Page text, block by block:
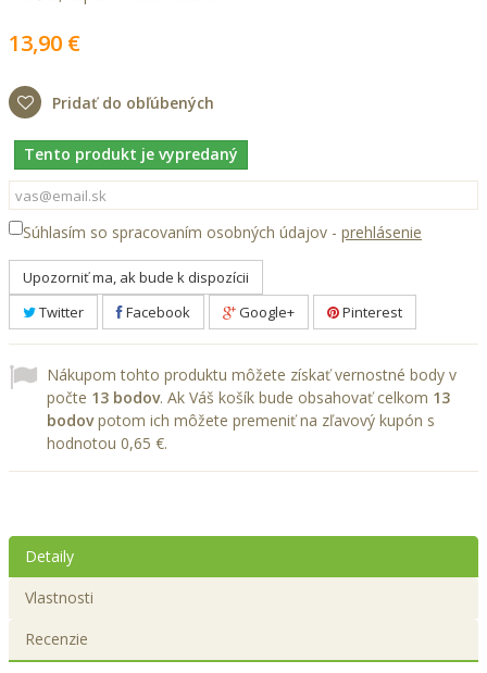
13,90 €
Pridať do obľúbených
Tento produkt je vypredaný
Súhlasím so spracovaním osobných údajov - prehlásenie
Upozorniť ma, ak bude k dispozícii
Twitter
Facebook Google+ Pinterest
Nákupom tohto produktu môžete získať vernostné body v
počte 13 bodov. Ak Váš košík bude obsahovať celkom 13
bodovpotom ich môžete premeniť na zľavový kupón s
hodnotou 0,65 €.
Detaily
Vlastnosti
Recenzie